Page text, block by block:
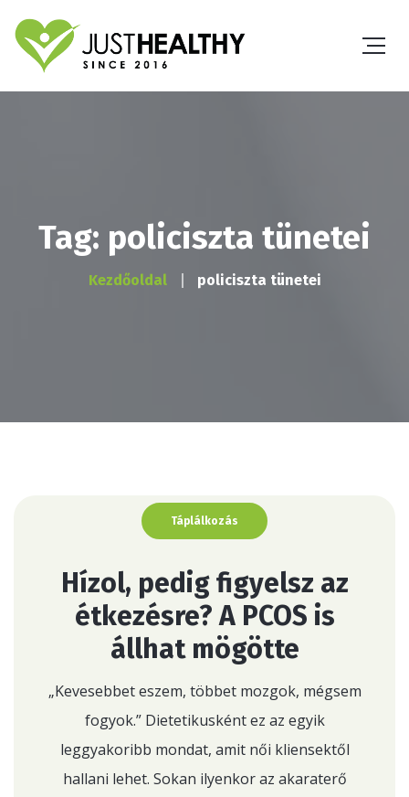
Tag: policiszta tünetei
Kezdőoldal policiszta tünetei
Táplálkozás
Hízol, pedig figyelsz az
étkezésre? A PCOS is
állhat mögötte
„Kevesebbet eszem, többet mozgok, mégsem
fogyok.” Dietetikusként ez az egyik
leggyakoribb mondat, amit női kliensektől
hallani lehet. Sokan ilyenkor az akaraterő